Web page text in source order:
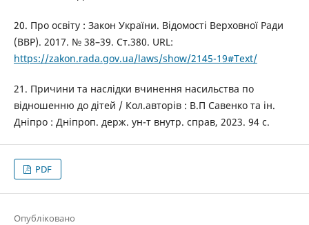
20. Про освіту : Закон України. Відомості Верховної Ради
(ВВР). 2017. № 38–39. Ст.380. URL:
https://zakon.rada.gov.ua/laws/show/2145-19#Text/
21. Причини та наслідки вчинення насильства по
відношенню до дітей / Кол.авторів : В.П Савенко та ін.
Дніпро : Дніпроп. держ. ун-т внутр. справ, 2023. 94 с.
PDF
Опубліковано